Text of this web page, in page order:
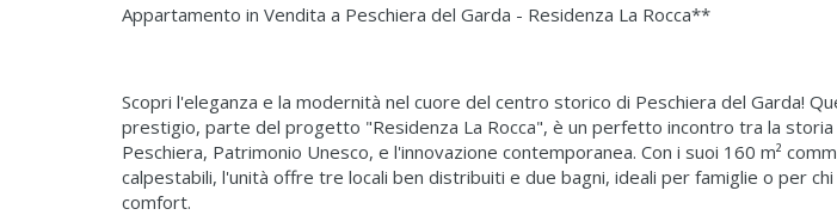
Appartamento in Vendita a Peschiera del Garda - Residenza La Rocca**
Scopri l'eleganza e la modernità nel cuore del centro storico di Peschiera del Garda!
prestigio, parte del progetto "Residenza La Rocca", è un perfetto incontro tra la storia
Peschiera, Patrimonio Unesco, e l'innovazione contemporanea. Con i suoi 160 m²
calpestabili, l'unità offre tre locali ben distribuiti e due bagni, ideali per famiglie o per
comfort.